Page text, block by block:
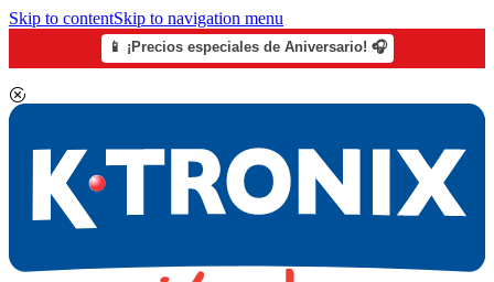
Skip to contentSkip to navigation menu
📱 ¡Precios especiales de Aniversario! 🎧